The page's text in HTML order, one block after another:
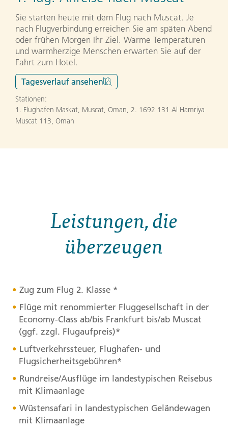
Sie starten heute mit dem Flug nach Muscat. Je
nach Flugverbindung erreichen Sie am späten Abend
oder frühen Morgen Ihr Ziel. Warme Temperaturen
und warmherzige Menschen erwarten Sie auf der
Fahrt zum Hotel.
Tagesverlauf ansehen
Stationen:
1. Flughafen Maskat, Muscat, Oman, 2. 1692 131 Al Hamriya
Muscat 113, Oman
Leistungen, die
überzeugen
Zug zum Flug 2. Klasse *
Flüge mit renommierter Fluggesellschaft in der
Economy-Class ab/bis Frankfurt bis/ab Muscat
(ggf. zzgl. Flugaufpreis)*
Luftverkehrssteuer, Flughafen- und
Flugsicherheitsgebühren*
Rundreise/Ausflüge im landestypischen Reisebus
mit Klimaanlage
Wüstensafari in landestypischen Geländewagen
mit Klimaanlage